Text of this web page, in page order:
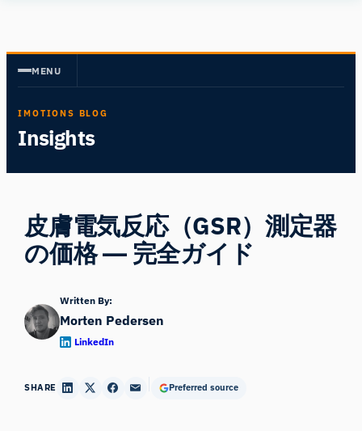
を
ス
ッ
MENU
IMOTIONS BLOG
Insights
皮膚電気反応（GSR）測定器
の価格 ― 完全ガイド
Written By:
Morten Pedersen
LinkedIn
SHARE Preferred source